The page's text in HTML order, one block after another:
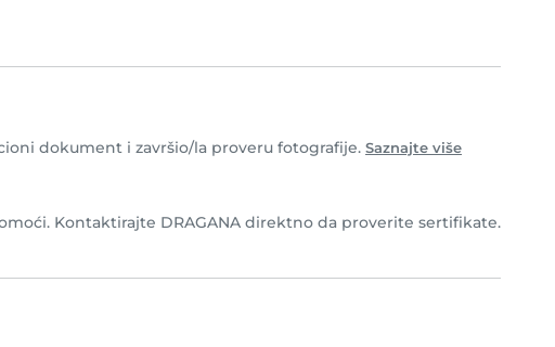
dokument i završio/la proveru fotografije. Saznajte više
Kontaktirajte DRAGANA direktno da proverite sertifikate.